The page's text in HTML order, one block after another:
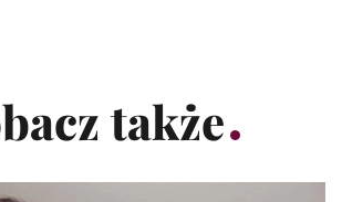
także